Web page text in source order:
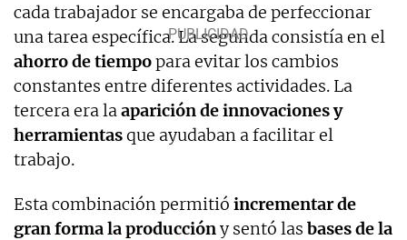
cada trabajador se encargaba de perfeccionar
una tarea específica. La segunda consistía en el
ahorro de tiempopara evitar los cambios
constantes entre diferentes actividades. La
tercera era laaparición de innovaciones y
herramientasque ayudaban a facilitar el
trabajo.
Esta combinación permitió incrementar de
gran forma la produccióny sentó las bases de la